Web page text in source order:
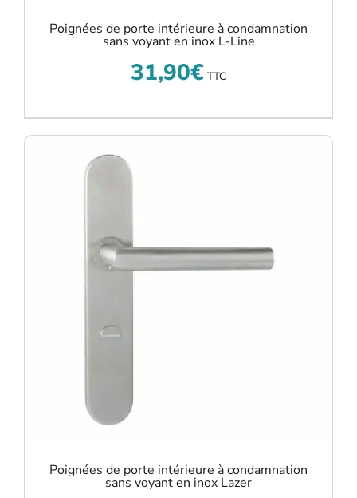
Poignées de porte intérieure à condamnation
sans voyant en inox L-Line
31,90€ TTC
Poignées de porte intérieure à condamnation
sans voyant en inox Lazer